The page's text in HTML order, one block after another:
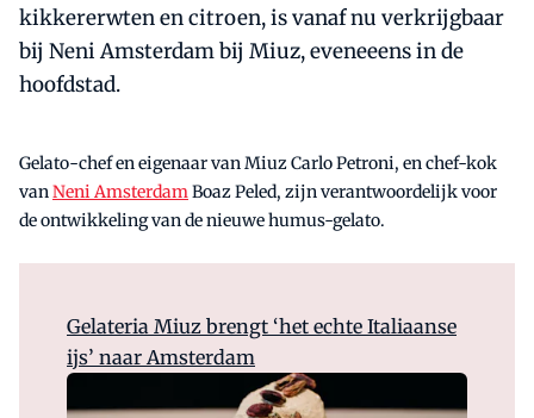
kikkererwten en citroen, is vanaf nu verkrijgbaar
bij Neni Amsterdam bij Miuz, eveneeens in de
hoofdstad.
Gelato-chef en eigenaar van Miuz Carlo Petroni, en chef-kok
vanNeni AmsterdamBoaz Peled, zijn verantwoordelijk voor
de ontwikkeling van de nieuwe humus-gelato.
Gelateria Miuz brengt ‘het echte Italiaanse
ijs’ naar Amsterdam